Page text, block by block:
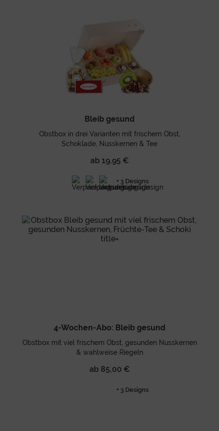
Bleib gesund
Obstbox in drei Varianten mit frischem Obst,
Schoklade, Nusskernen & Tee
ab 19,95 €
+ 3 Designs
4-Wochen-Abo: Bleib gesund
Obstbox mit viel frischem Obst, gesunden Nusskernen
& wahlweise Riegeln
ab 85,00 €
+ 3 Designs